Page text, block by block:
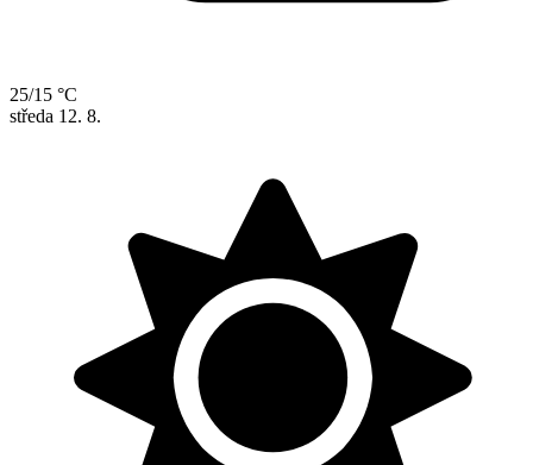
25/15 °C
středa 12. 8.